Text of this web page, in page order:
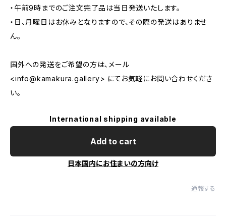
・午前9時までのご注文完了品は当日発送いたします。
・日、月曜日はお休みとなりますので、その際の発送はありませ
ん。
国外への発送をご希望の方は、メール
<info@kamakura.gallery> にてお気軽にお問い合わせくださ
い。
International shipping available
Add to cart
日本国内にお住まいの方向け
通報する